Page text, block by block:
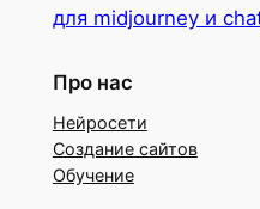
для midjourney и
Про нас
Нейросети
Создание сайтов
Обучение